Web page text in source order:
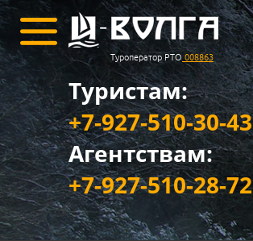
Туроператор РТО 008863
Туристам:
+7-927-510-30-43
Агентствам:
+7-927-510-28-72